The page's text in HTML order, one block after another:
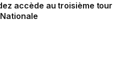
accède au troisième tour